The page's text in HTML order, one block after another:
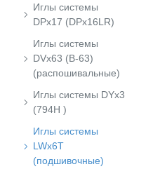
Иглы системы
DPx17 (DPx16LR)
Иглы системы
DVx63 (B-63)
(распошивальные)
Иглы системы DYx3
(794H )
Иглы системы
LWx6T
(подшивочные)